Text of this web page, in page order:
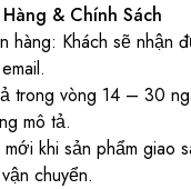
& Chính Sách
hàng: Khách sẽ nhận
trong vòng 14 – 30
mô tả.
khi sản phẩm giao
chuyển.